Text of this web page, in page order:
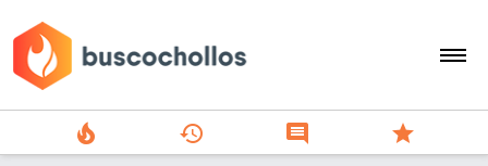
search
local_fire_department history comment star